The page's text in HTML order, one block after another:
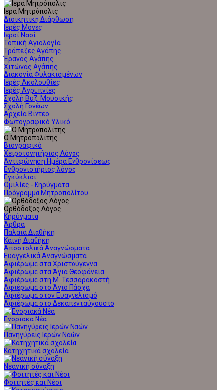
Ιερά Μητρόπολις
Διοικητική Διάρθωση
Ιερές Μονές
Ιεροί Ναοί
Τοπική Αγιολογία
Τράπεζες Αγάπης
Έρανος Αγάπης
Χιτώνας Αγάπης
Διακονία Φυλακισμένων
Ιερές Ακολουθίες
Ιερές Αγρυπνίες
Σχολή Βυζ. Μουσικής
Σχολή Γονέων
Αρχεία Βίντεο
Φωτογραφικό Υλικό
Ο Μητροπολίτης
Βιογραφικό
Χειροτονητήριος Λόγος
Αντιφώνηση Ημέρα Ενθρονίσεως
Ενθρονιστήριος λόγος
Εγκύκλιοι
Ομιλίες - Κηρύγματα
Πρόγραμμα Μητροπολίτου
Ορθόδοξος Λόγος
Κηρύγματα
Άρθρα
Παλαιά Διαθήκη
Καινή Διαθήκη
Αποστολικά Αναγνώσματα
Ευαγγελικά Αναγνώσματα
Αφιέρωμα στα Χριστούγεννα
Αφιέρωμα στα Άγια Θεοφάνεια
Αφιέρωμα στη Μ. Τεσσαρακοστή
Αφιέρωμα στο Άγιο Πάσχα
Αφιέρωμα στον Ευαγγελισμό
Αφιέρωμα στο Δεκαπενταύγουστο
Ενοριακά Νέα
Πανηγύρεις Ιερών Ναών
Κατηχητικά σχολεία
Νεανική σύναξη
Φοιτητές και Νέοι